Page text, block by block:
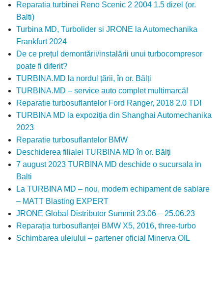
Reparatia turbinei Reno Scenic 2 2004 1.5 dizel (or.
Balti)
Turbina MD, Turbolider si JRONE la Automechanika
Frankfurt 2024
De ce prețul demontării/instalării unui turbocompresor
poate fi diferit?
TURBINA.MD la nordul țării, în or. Bălți
TURBINA.MD – service auto complet multimarcă!
Reparatie turbosuflantelor Ford Ranger, 2018 2.0 TDI
TURBINA MD la expoziția din Shanghai Automechanika
2023
Reparatie turbosuflantelor BMW
Deschiderea filialei TURBINA MD în or. Bălți
7 august 2023 TURBINA MD deschide o sucursala in
Balti
La TURBINA MD – nou, modern echipament de sablare
– MATT Blasting EXPERT
JRONE Global Distributor Summit 23.06 – 25.06.23
Reparația turbosuflanței BMW X5, 2016, three-turbo
Schimbarea uleiului – partener oficial Minerva OIL